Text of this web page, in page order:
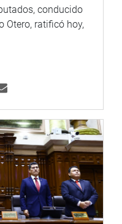
conducido
Otero, ratificó hoy,